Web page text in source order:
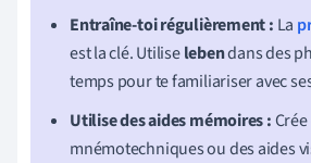
Entraîne-toi régulièrement : La
est la clé. Utiliselebendans des
temps pour te familiariser avec
Utilise des aides mémoires :
mnémotechniques ou des aides